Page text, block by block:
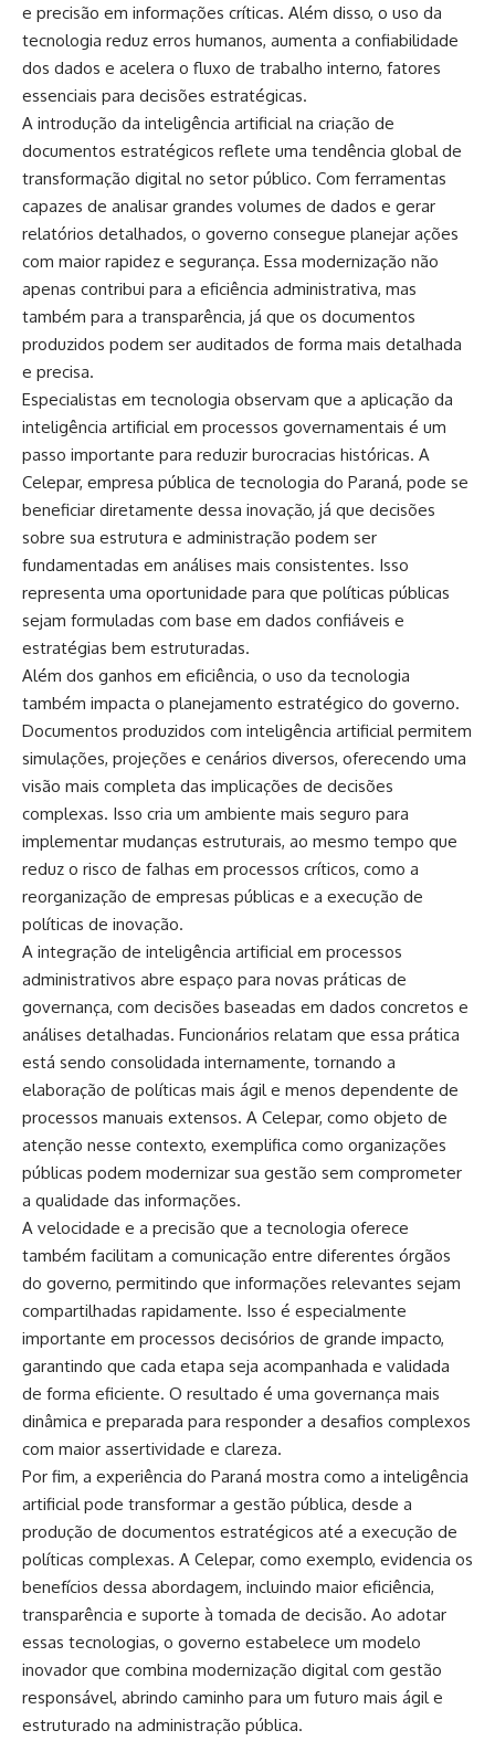
e precisão em informações críticas. Além disso, o uso da
tecnologia reduz erros humanos, aumenta a confiabilidade
dos dados e acelera o fluxo de trabalho interno, fatores
essenciais para decisões estratégicas.
A introdução da inteligência artificial na criação de
documentos estratégicos reflete uma tendência global de
transformação digital no setor público. Com ferramentas
capazes de analisar grandes volumes de dados e gerar
relatórios detalhados, o governo consegue planejar ações
com maior rapidez e segurança. Essa modernização não
apenas contribui para a eficiência administrativa, mas
também para a transparência, já que os documentos
produzidos podem ser auditados de forma mais detalhada
e precisa.
Especialistas em tecnologia observam que a aplicação da
inteligência artificial em processos governamentais é um
passo importante para reduzir burocracias históricas. A
Celepar, empresa pública de tecnologia do Paraná, pode se
beneficiar diretamente dessa inovação, já que decisões
sobre sua estrutura e administração podem ser
fundamentadas em análises mais consistentes. Isso
representa uma oportunidade para que políticas públicas
sejam formuladas com base em dados confiáveis e
estratégias bem estruturadas.
Além dos ganhos em eficiência, o uso da tecnologia
também impacta o planejamento estratégico do governo.
Documentos produzidos com inteligência artificial permitem
simulações, projeções e cenários diversos, oferecendo uma
visão mais completa das implicações de decisões
complexas. Isso cria um ambiente mais seguro para
implementar mudanças estruturais, ao mesmo tempo que
reduz o risco de falhas em processos críticos, como a
reorganização de empresas públicas e a execução de
políticas de inovação.
A integração de inteligência artificial em processos
administrativos abre espaço para novas práticas de
governança, com decisões baseadas em dados concretos e
análises detalhadas. Funcionários relatam que essa prática
está sendo consolidada internamente, tornando a
elaboração de políticas mais ágil e menos dependente de
processos manuais extensos. A Celepar, como objeto de
atenção nesse contexto, exemplifica como organizações
públicas podem modernizar sua gestão sem comprometer
a qualidade das informações.
A velocidade e a precisão que a tecnologia oferece
também facilitam a comunicação entre diferentes órgãos
do governo, permitindo que informações relevantes sejam
compartilhadas rapidamente. Isso é especialmente
importante em processos decisórios de grande impacto,
garantindo que cada etapa seja acompanhada e validada
de forma eficiente. O resultado é uma governança mais
dinâmica e preparada para responder a desafios complexos
com maior assertividade e clareza.
Por fim, a experiência do Paraná mostra como a inteligência
artificial pode transformar a gestão pública, desde a
produção de documentos estratégicos até a execução de
políticas complexas. A Celepar, como exemplo, evidencia os
benefícios dessa abordagem, incluindo maior eficiência,
transparência e suporte à tomada de decisão. Ao adotar
essas tecnologias, o governo estabelece um modelo
inovador que combina modernização digital com gestão
responsável, abrindo caminho para um futuro mais ágil e
estruturado na administração pública.